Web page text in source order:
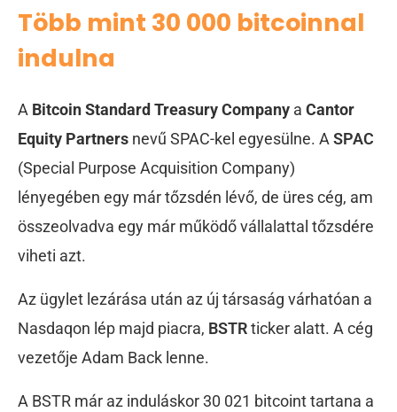
Több mint 30 000 bitcoinnal
indulna
A Bitcoin Standard Treasury Company a Cantor
Equity Partners nevű SPAC-kel egyesülne. A SPAC
(Special Purpose Acquisition Company)
lényegében egy már tőzsdén lévő, de üres cég, am
összeolvadva egy már működő vállalattal tőzsdére
viheti azt.
Az ügylet lezárása után az új társaság várhatóan a
Nasdaqon lép majd piacra, BSTRticker alatt. A cég
vezetője Adam Back lenne.
A BSTR már az induláskor 30 021 bitcoint tartana a